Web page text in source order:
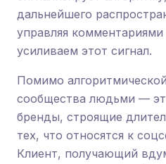
дальнейшего
управляя
усиливаем этот сигнал.
Помимо
сообщества людьми —
бренды, строящие
тех, что относятся к
Клиент, получающий